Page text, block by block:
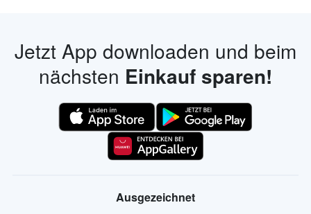
Jetzt App downloaden und beim
nächsten Einkauf sparen!
Ausgezeichnet